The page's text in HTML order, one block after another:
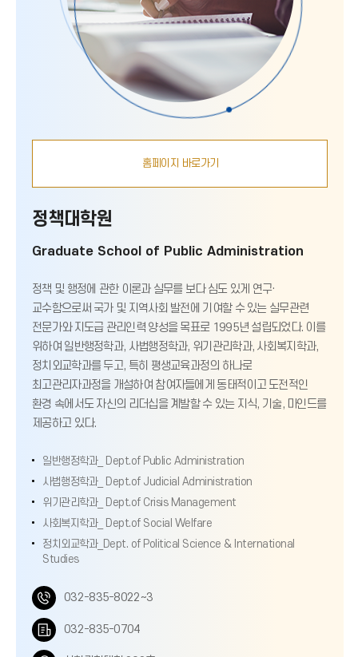
홈페이지 바로가기
정책대학원
Graduate School of Public Administration
정책 및 행정에 관한 이론과 실무를 보다 심도 있게 연구·
교수함으로써 국가 및 지역사회 발전에 기여할 수 있는 실무관련
전문가와 지도급 관리인력 양성을 목표로 1995년 설립되었다. 이를
위하여 일반행정학과, 사법행정학과, 위기관리학과, 사회복지학과,
정치외교학과를 두고, 특히 평생교육과정의 하나로
최고관리자과정을 개설하여 참여자들에게 동태적이고 도전적인
환경 속에서도 자신의 리더십을 계발할 수 있는 지식, 기술, 마인드를
제공하고 있다.
일반행정학과_ Dept.of Public Administration
사법행정학과_ Dept.of Judicial Administration
위기관리학과_ Dept.of Crisis Management
사회복지학과_ Dept.of Social Welfare
정치외교학과_Dept. of Political Science & International
Studies
032-835-8022~3전
032-835-0704팩